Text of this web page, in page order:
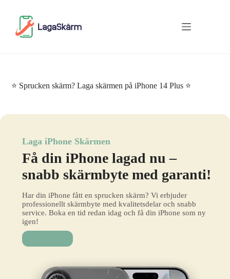
⭐ Sprucken skärm? Laga skärmen på iPhone 14 Plus ⭐
Laga iPhone Skärmen
Få din iPhone lagad nu –
snabb skärmbyte med garanti!
Har din iPhone fått en sprucken skärm? Vi erbjuder
professionellt skärmbyte med kvalitetsdelar och snabb
service. Boka en tid redan idag och få din iPhone som ny
igen!